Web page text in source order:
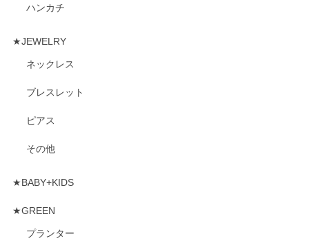
ハンカチ
★JEWELRY
ネックレス
ブレスレット
ピアス
その他
★BABY+KIDS
★GREEN
プランター